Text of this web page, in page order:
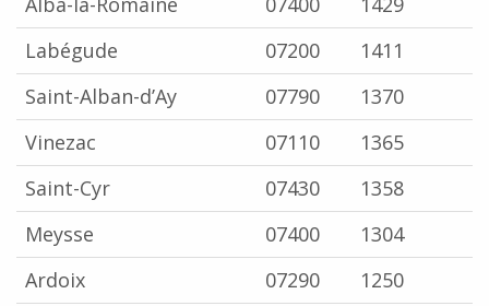
Labégude
07200
1411
Saint-Alban-d’Ay
07790
1370
Vinezac
07110
1365
Saint-Cyr
07430
1358
Meysse
07400
1304
Ardoix
07290
1250